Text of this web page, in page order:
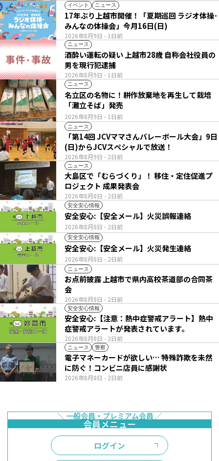
イベント ニュース
2026年8月9日 - 1日前
17年ぶり上越市開催！「夏期巡回 ラジオ体操･
みんなの体操会」今月16日(日)
ニュース
2026年8月9日 - 1日前
酒酔い運転の疑い 上越市28歳 自称会社役員の
男を現行犯逮捕
ニュース
2026年8月9日 - 1日前
名立区の名物に！耕作放棄地を再生して栽培
「灘立そば」発売
ニュース
2026年8月9日 - 2日前
「第14回 JCVママさんバレーボール大会」9日
(日)からJCVスペシャルで放送！
ニュース
2026年8月8日 - 2日前
大島区で「むらづくり」！ 移住・定住促進プ
ロジェクト 成果発表会
安全安心情報
2026年8月8日 - 2日前
安全安心:【安全メール】火災誤報連絡
安全安心情報
2026年8月8日 - 2日前
安全安心:【安全メール】火災発生連絡
ニュース
2026年8月8日 - 2日前
お点前披露 上越市で県内高校茶道部の合同茶
会
安全安心情報
2026年8月8日 - 2日前
安全安心:【注意：熱中症警戒アラート】熱中
症警戒アラートが発表されています。
ニュース 警察
2026年8月8日 - 2日前
電子マネーカードが欲しい… 特殊詐欺を未然
に防ぐ！コンビニ店員に感謝状
ログイン